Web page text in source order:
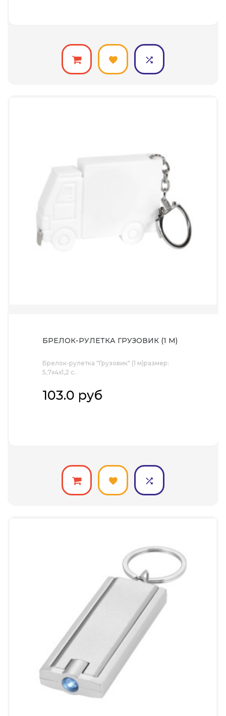
БРЕЛОК-РУЛЕТКА ГРУЗОВИК (1 М)
Брелок-рулетка "Грузовик" (1 м)размер:
5,7х4х1,2 с..
103.0 руб